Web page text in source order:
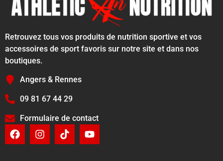
Retrouvez tous vos produits de nutrition sportive et vos
accessoires de sport favoris sur notre site et dans nos
boutiques.
Angers & Rennes
09 81 67 44 29
Formulaire de contact